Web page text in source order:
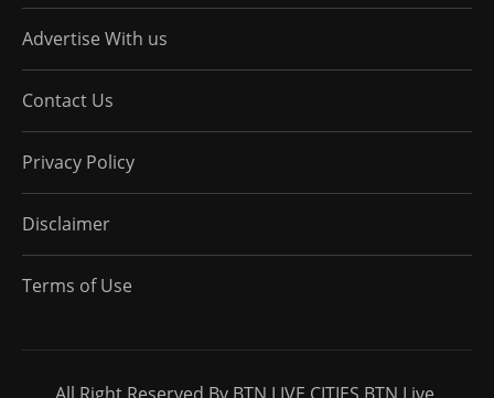
Advertise With us
Contact Us
Privacy Policy
Disclaimer
Terms of Use